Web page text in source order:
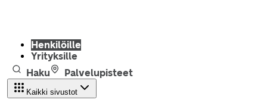
Henkilöille
Yrityksille
Haku
Palvelupisteet
Kaikki sivustot